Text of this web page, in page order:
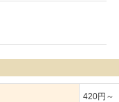
420円～